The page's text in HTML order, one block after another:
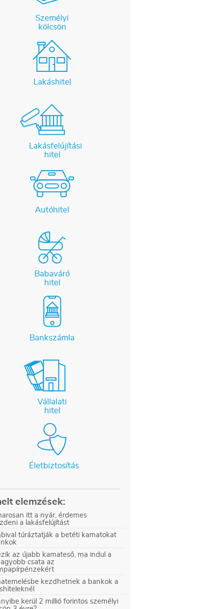
Személyi
kölcsön
Lakáshitel
Lakásfelújítási
hitel
Autóhitel
Babaváró
hitel
Bankszámla
Vállalati
hitel
Életbiztosítás
elemzések:
itt a nyár, érdemes
a lakásfelújítást
túráztatják a betéti kamatokat
az újabb kamateső, ma indul a
csata az
kezdhetnek a bankok a
kerül 2 millió forintos személyi